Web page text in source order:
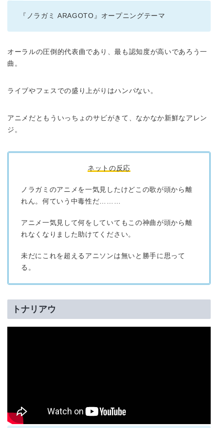
『ノラガミ ARAGOTO』オープニングテーマ
オーラルの圧倒的代表曲であり、最も認知度が高いであろう一
曲。
ライブやフェスでの盛り上がりはハンパない。
アニメだともういっちょのサビがきて、なかなか新鮮なアレン
ジ。
ネットの反応
ノラガミのアニメを一気見したけどこの歌が頭から離
れん。何ていう中毒性だ………
アニメ一気見して何をしていてもこの神曲が頭から離
れなくなりました助けてください。
未だにこれを超えるアニソンは無いと勝手に思って
る。
トナリアウ